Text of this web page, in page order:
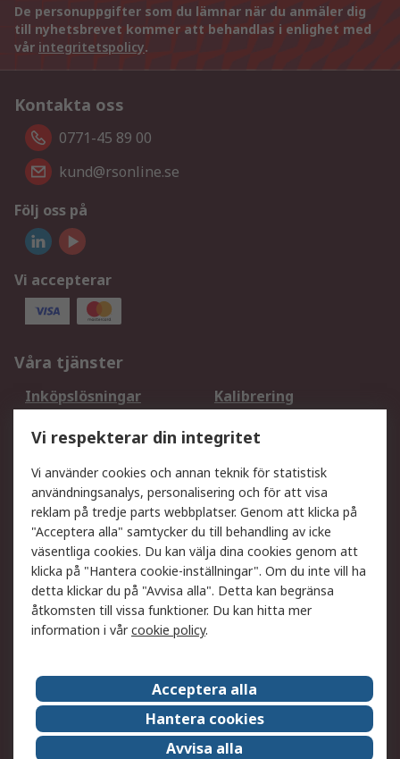
De personuppgifter som du lämnar när du anmäler dig
till nyhetsbrevet kommer att behandlas i enlighet med
vår integritetspolicy.
Kontakta oss
0771-45 89 00
kund@rsonline.se
Följ oss på
Vi accepterar
Våra tjänster
Inköpslösningar
Kalibrering
DesignSpark
Teknisk Support
Ditt lokala säljteam
Exportlösningar
Support
Få hjälp
Retur av varor
Leverans
Spåra din order
Begär en fakturakopi
Fördelar med RS-konto
Betalningsalternativ
Om RS
Försäljningsvillkor
Det juridiska
Press Centre
Jobba hos RS
ESG
Vi respekterar din integritet
Vi använder cookies och annan teknik för statistisk
användningsanalys, personalisering och för att visa
reklam på tredje parts webbplatser. Genom att klicka på
"Acceptera alla" samtycker du till behandling av icke
väsentliga cookies. Du kan välja dina cookies genom att
klicka på "Hantera cookie-inställningar". Om du inte vill ha
detta klickar du på "Avvisa alla". Detta kan begränsa
åtkomsten till vissa funktioner. Du kan hitta mer
information i vårcookie policy.
Acceptera alla
Hantera cookies
Avvisa alla